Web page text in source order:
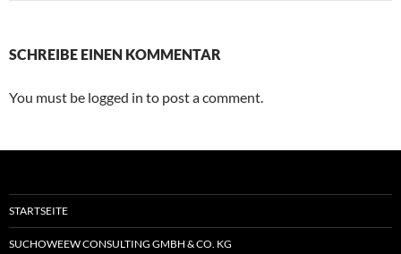
SCHREIBE EINEN KOMMENTAR
You must be logged in to post a comment.
STARTSEITE
SUCHOWEEW CONSULTING GMBH & CO. KG